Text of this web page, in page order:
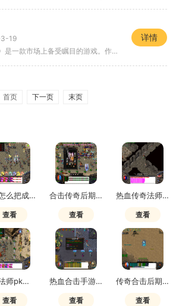
19
《找SF传奇》是一款市场上备受瞩目的游戏。作为一款传奇类游戏，它的热度可见一斑。不同于其他传奇游戏，SF传奇融合了独特的元素和创新的玩法。我们将为大家详细介绍SF传奇的具
详情
首页 下一页 末页
传奇怎么把成员调成掌门
查看
合击传奇后期组合推荐最新
查看
热血传奇法师的灭天火有什么用
查看
传奇法师pk用激光还是雷电
查看
热血合击手游什么组合最强
查看
传奇合击后期pk最强组合推荐图
查看